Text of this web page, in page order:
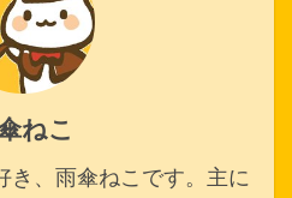
ねこ
き、雨傘ねこです。主に